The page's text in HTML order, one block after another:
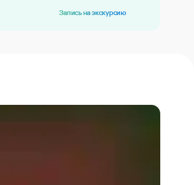
Запись на экскурсию